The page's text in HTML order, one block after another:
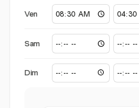
Ven
Sam
Dim